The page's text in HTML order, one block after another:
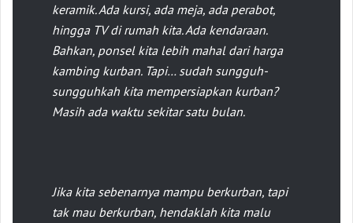
keramik. Ada kursi, ada meja, ada perabot,
hingga TV di rumah kita. Ada kendaraan.
Bahkan, ponsel kita lebih mahal dari harga
kambing kurban. Tapi… sudah sungguh-
sungguhkah kita mempersiapkan kurban?
Masih ada waktu sekitar satu bulan.
Jika kita sebenarnya mampu berkurban, tapi
tak mau berkurban, hendaklah kita malu